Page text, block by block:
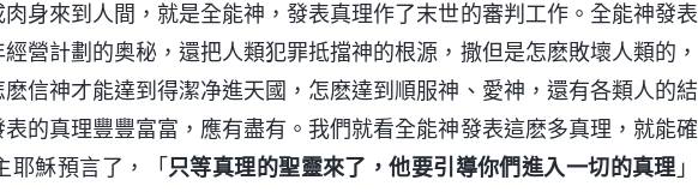
身來到人間，就是全能神，發表真理作了末世的審判工作。全能神發表
營計劃的奥秘，還把人類犯罪抵擋神的根源，撒但是怎麽敗壞人類的，
信神才能達到得潔净進天國，怎麽達到順服神、愛神，還有各類人的結
的真理豐豐富富，應有盡有。我們就看全能神發表這麽多真理，就能確
耶穌預言了，「 只等真理的聖靈來了，他要引導你們進入一切的真理 」